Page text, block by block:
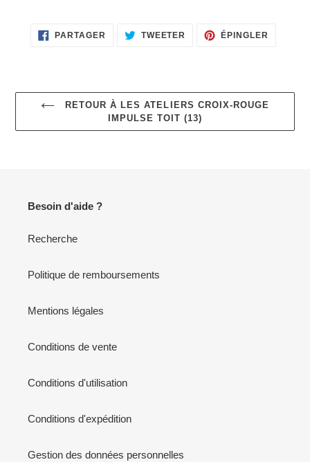
PARTAGER PARTAGER
SUR
TWEETER TWEETER
SUR
ÉPINGLER
RETOUR À LES ATELIERS CROIX-ROUGE
IMPULSE TOIT (13)
Besoin d'aide ?
Recherche
Politique de remboursements
Mentions légales
Conditions de vente
Conditions d'utilisation
Conditions d'expédition
Gestion des données personnelles